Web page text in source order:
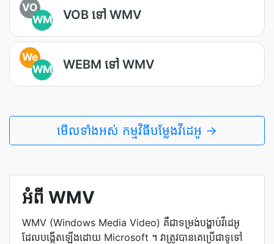
VO
WM
VOB ទៅ WMV
We
WM
WEBM ទៅ WMV
មើលទាំងអស់ កម្មវិធីបម្លែងវីដេអូ →
អំពី WMV
WMV (Windows Media Video) គឺជាទម្រង់បង្ហាប់វីដេអូ
ដែលបង្កើតឡើងដោយ Microsoft ។ វាត្រូវបានគេប្រើជាទូទៅ